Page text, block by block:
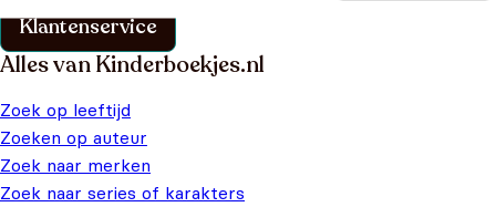
Klantenservice
Alles van Kinderboekjes.nl
Zoek op leeftijd
Zoeken op auteur
Zoek naar merken
Zoek naar series of karakters